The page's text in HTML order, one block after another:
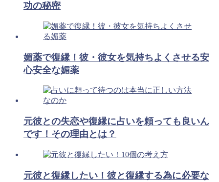
功の秘密
媚薬で復縁！彼・彼女を気持ちよくさせる安
心安全な媚薬
元彼との失恋や復縁に占いを頼っても良いん
です！その理由とは？
元彼と復縁したい！彼と復縁する為に必要な